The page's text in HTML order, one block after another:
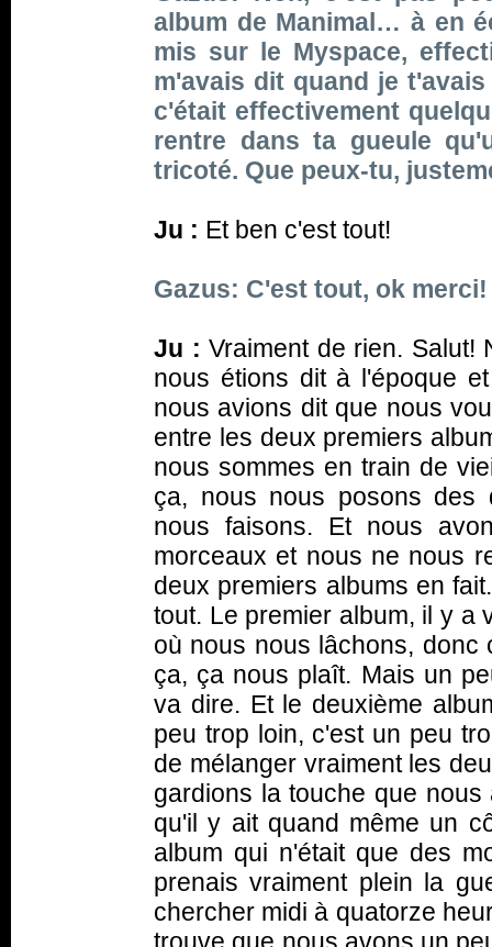
album de Manimal… à en
mis sur le Myspace,
m'avais dit quand je
c'était effectivement
rentre dans ta gueule
tricoté. Que peux-tu,
Ju : Et ben c'est tout!
Gazus: C'est tout, ok merci!
Ju : Vraiment de rien. Salut!
nous étions dit à l'époque
nous avions dit que nous
entre les deux premiers
nous sommes en train de
ça, nous nous posons des
nous faisons. Et nous
morceaux et nous ne nous
deux premiers albums en
tout. Le premier album, il y a
où nous nous lâchons, donc
ça, ça nous plaît. Mais un
va dire. Et le deuxième
peu trop loin, c'est un peu
de mélanger vraiment les
gardions la touche que
qu'il y ait quand même un
album qui n'était que des
prenais vraiment plein la
chercher midi à quatorze